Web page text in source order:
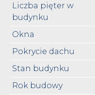
Liczba pięter w
budynku
Okna
Pokrycie dachu
Stan budynku
Rok budowy